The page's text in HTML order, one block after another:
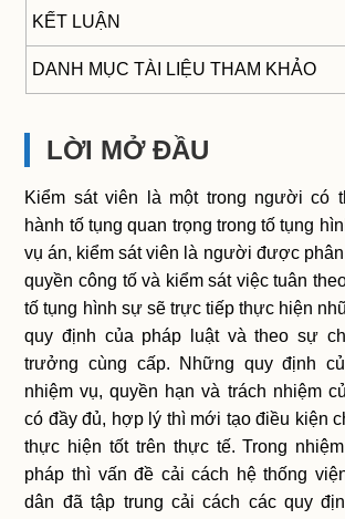
KẾT LUẬN
DANH MỤC TÀI LIỆU THAM KHẢO
LỜI MỞ ĐẦU
Kiểm sát viên là một trong người có
hành tố tụng quan trọng trong tố tụng
vụ án, kiểm sát viên là người được
quyền công tố và kiểm sát việc tuân
tố tụng hình sự sẽ trực tiếp thực hiện
quy định của pháp luật và theo sự
trưởng cùng cấp. Những quy định
nhiệm vụ, quyền hạn và trách nhiệm
có đầy đủ, hợp lý thì mới tạo điều kiện
thực hiện tốt trên thực tế. Trong
pháp thì vấn đề cải cách hệ thống
dân đã tập trung cải cách các quy